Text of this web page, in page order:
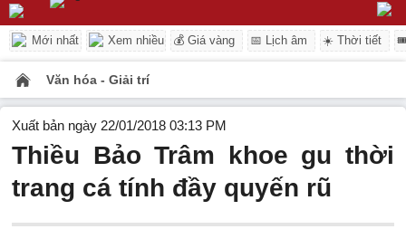
Mới nhất Xem nhiều 💰 Giá vàng 📅 Lịch âm ☀️ Thời tiết
Văn hóa - Giải trí
Xuất bản ngày 22/01/2018 03:13 PM
Thiều Bảo Trâm khoe gu thời
trang cá tính đầy quyến rũ